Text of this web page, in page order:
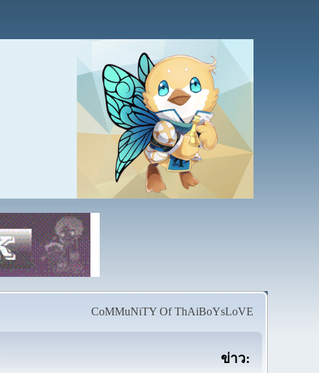
CoMMuNiTY Of ThAiBoYsLoVE
ข่าว: